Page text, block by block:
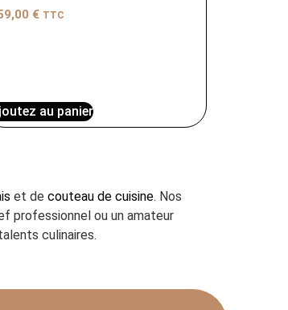
€ TTC
au panier
et de couteau de cuisine. Nos
professionnel ou un amateur
culinaires.